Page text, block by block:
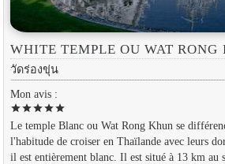
WHITE TEMPLE OU WAT RONG
วัดร่องขุ่น
Mon avis :
starstarstarstarstar
Le temple Blanc ou Wat Rong Khun se
l'habitude de croiser en Thaïlande avec leurs
il est entièrement blanc. Il est situé à 13 km au